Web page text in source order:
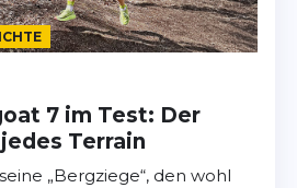
7 im Test: Der
Terrain
„Bergziege“, den wohl